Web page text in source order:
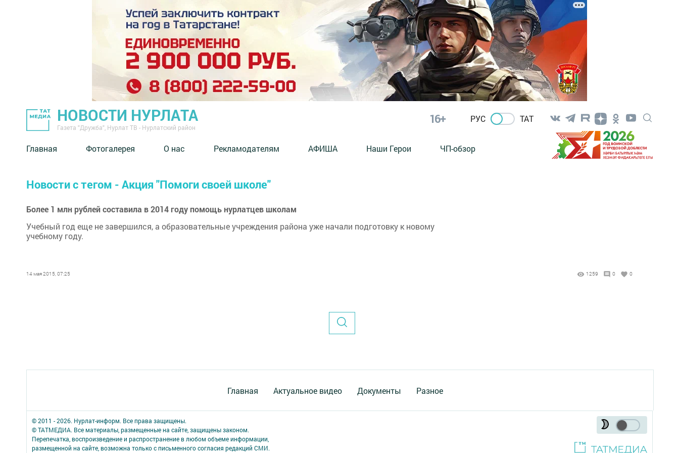
НОВОСТИ НУРЛАТА
Газета "Дружба", Нурлат ТВ - Нурлатский район
16+ РУС ТАТ
Главная Фотогалерея О нас Рекламодателям АФИША Наши Герои ЧП-обзор
Новости с тегом - Акция "Помоги своей школе"
Более 1 млн рублей составила в 2014 году помощь нурлатцев школам
Учебный год еще не завершился, а образовательные учреждения района уже начали подготовку к новому
учебному году.
14 мая 2015, 07:25 1259 0 0
Главная Актуальное видео Документы Разное
© 2011 - 2026. Нурлат-⁠информ. Все права защищены.
© ТАТМЕДИА. Все материалы, размещенные на сайте, защищены законом.
Перепечатка, воспроизведение и распространение в любом объеме информации,
размещенной на сайте, возможна только с письменного согласия редакций СМИ.